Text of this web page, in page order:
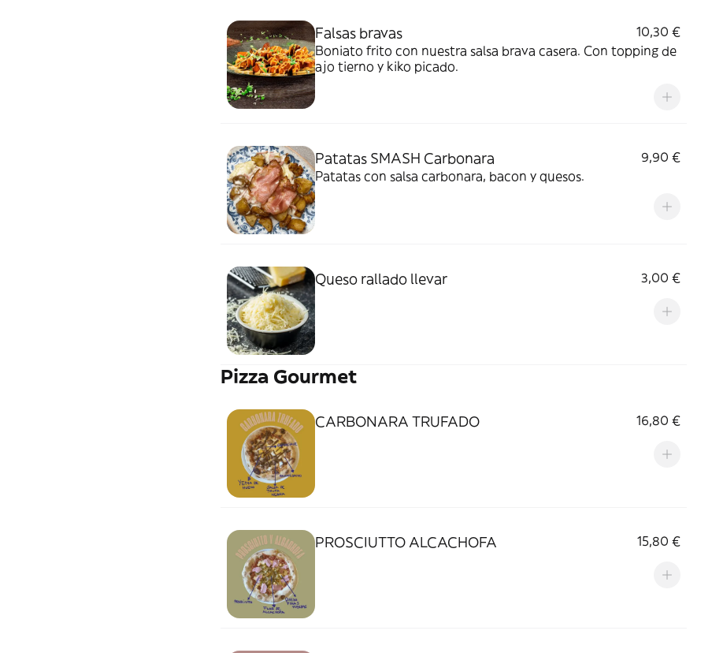
Falsas bravas
10,30 €
Boniato frito con nuestra salsa brava casera. Con topping de
ajo tierno y kiko picado.
Patatas SMASH Carbonara
9,90 €
Patatas con salsa carbonara, bacon y quesos.
Queso rallado llevar 3,00 €
Pizza Gourmet
CARBONARA TRUFADO 16,80 €
PROSCIUTTO ALCACHOFA 15,80 €